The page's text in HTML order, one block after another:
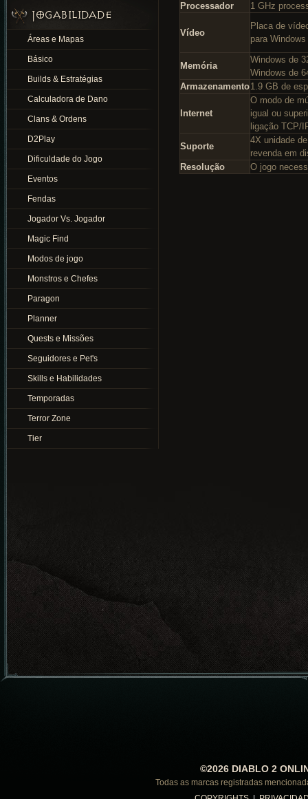
JOGABILIDADE
Áreas e Mapas
Básico
Builds & Estratégias
Calculadora de Dano
Clans & Ordens
D2Play
Dificuldade do Jogo
Eventos
Fendas
Jogador Vs. Jogador
Magic Find
Modos de jogo
Monstros e Chefes
Paragon
Planner
Quests e Missões
Seguidores e Pet's
Skills e Habilidades
Temporadas
Terror Zone
Tier
Processador
1 GHz
Vídeo
Placa de
para Windows
Memória
Windows de
Windows de
Armazenamento1.9 GB de
Internet
O modo de
igual ou
ligação TCP/
Suporte
4X unidade
revenda em
Resolução
O jogo
©2026 DIABLO 2
Todas as marcas registradas